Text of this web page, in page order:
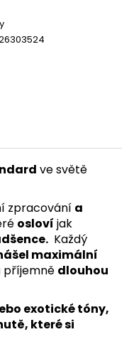
ve světě
zpracování a
osloví jak
Každý
maximální
příjemně dlouhou
exotické tóny,
které si